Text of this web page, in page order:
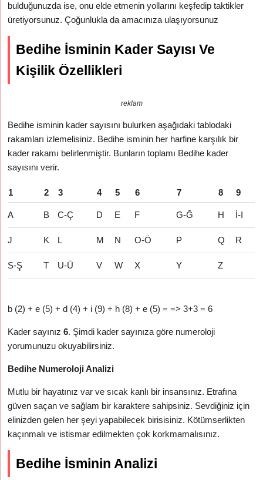
bulduğunuzda ise, onu elde etmenin yollarını keşfedip taktikler
üretiyorsunuz. Çoğunlukla da amacınıza ulaşıyorsunuz
Bedihe İsminin Kader Sayısı Ve
Kişilik Özellikleri
reklam
Bedihe isminin kader sayısını bulurken aşağıdaki tablodaki
rakamları izlemelisiniz. Bedihe isminin her harfine karşılık bir
kader rakamı belirlenmiştir. Bunların toplamı Bedihe kader
sayısını verir.
1 2 3 4 5 6 7 8 9
A B C-Ç D E F G-Ğ H İ-I
J K L M N O-Ö P Q R
S-Ş T U-Ü V W X Y Z
b (2) + e (5) + d (4) + i (9) + h (8) + e (5) = => 3+3 = 6
Kader sayınız6. Şimdi kader sayınıza göre numeroloji
yorumunuzu okuyabilirsiniz.
Bedihe Numeroloji Analizi
Mutlu bir hayatınız var ve sıcak kanlı bir insansınız. Etrafına
güven saçan ve sağlam bir karaktere sahipsiniz. Sevdiğiniz için
elinizden gelen her şeyi yapabilecek birisisiniz. Kötümserlikten
kaçınmalı ve istismar edilmekten çok korkmamalısınız.
Bedihe İsminin Analizi